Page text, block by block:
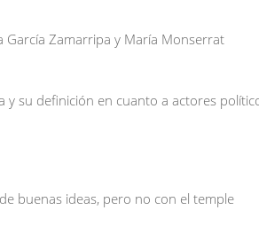
García Zamarripa y María Monserrat
y su definición en cuanto a actores
buenas ideas, pero no con el temple